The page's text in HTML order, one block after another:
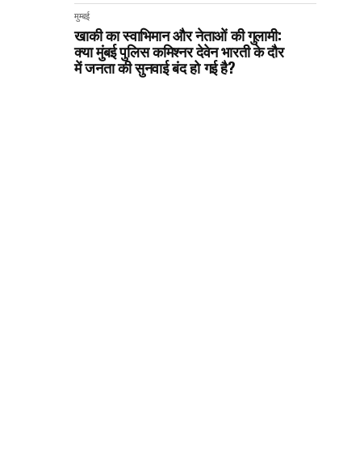
मुम्बई
खाकी का स्वाभिमान और नेताओं की गुलामी:
क्या मुंबई पुलिस कमिश्नर देवेन भारती के दौर
में जनता की सुनवाई बंद हो गई है?